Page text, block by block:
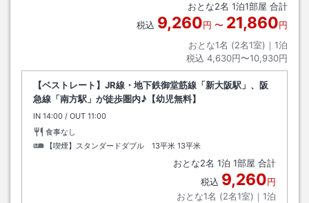
おとな2名 1泊1部屋 合計
税込 9,260円 〜 21,860円
おとな1名 (2名1室)｜ 1泊
税込 4,630円〜10,930円
【ベストレート】JR線・地下鉄御堂筋線「新大阪駅」、阪
急線「南方駅」が徒歩圏内♪【幼児無料】
IN チェックイン
14:00 / OUT チェックアウト
11:00
食事なし
【喫煙】スタンダードダブル 13平米 13平米
おとな2名 1泊 1部屋 合計
税込 9,260円
おとな1名 (2名1室)｜ 1泊